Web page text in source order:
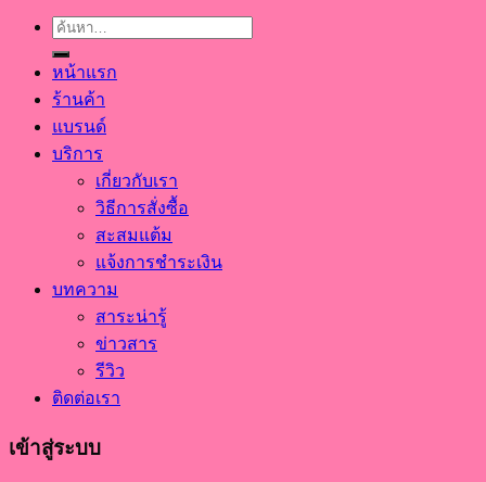
ค้นหา:
หน้าแรก
ร้านค้า
แบรนด์
บริการ
เกี่ยวกับเรา
วิธีการสั่งซื้อ
สะสมแต้ม
แจ้งการชำระเงิน
บทความ
สาระน่ารู้
ข่าวสาร
รีวิว
ติดต่อเรา
เข้าสู่ระบบ